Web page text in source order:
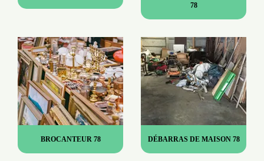
78
BROCANTEUR 78 DÉBARRAS DE MAISON 78